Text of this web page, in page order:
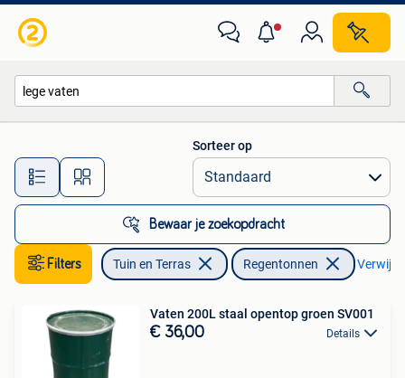
Alle afstanden…
Sorteer op
Bewaar je zoekopdracht
Filters Tuin en Terras Regentonnen
Vaten 200L staal opentop groen SV001
€ 36,00 Details